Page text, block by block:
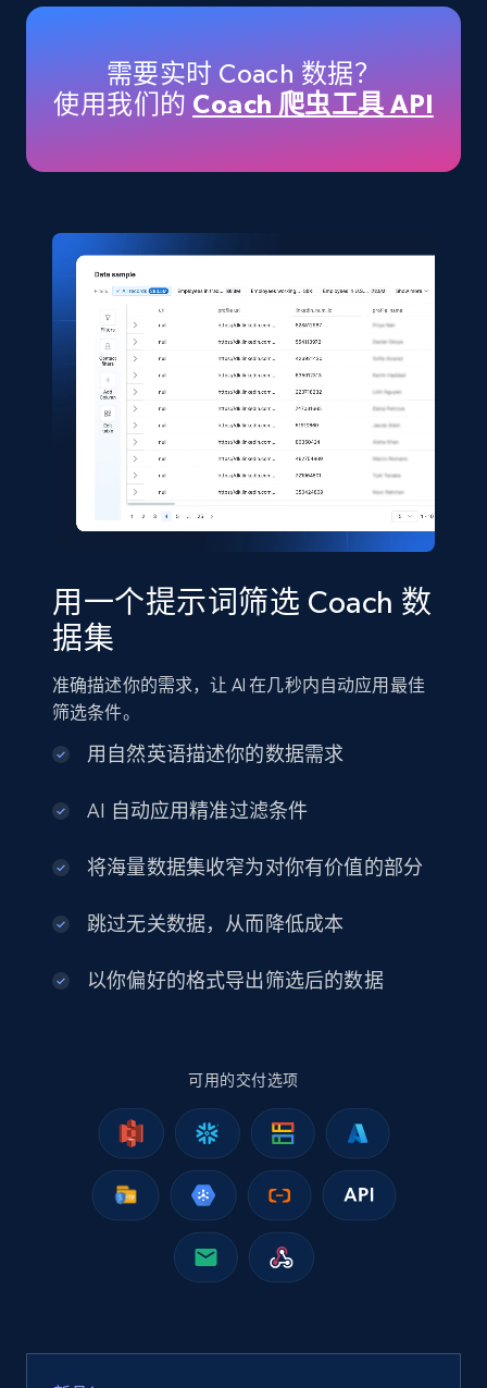
eCommerce
5.4K+ 立即购买
Shein- Products
Product name, Description, Initial price, Final
price, Currency, In stock, Color, Size, and more.
2.8K+
Seller id, URL, Seller name, Description, Detailed
2.5K+ 378+ 立即购买
Seller reviews, Breadcrumbs, Root category, and
eCommerce
359+
需要实时 Coach 数据？
使用我们的 Coach 爬虫工具 API
用一个提示词筛选 Coach 数
据集
准确描述你的需求，让 AI 在几秒内自动应用最佳
筛选条件。
用自然英语描述你的数据需求
AI 自动应用精准过滤条件
将海量数据集收窄为对你有价值的部分
跳过无关数据，从而降低成本
以你偏好的格式导出筛选后的数据
可用的交付选项